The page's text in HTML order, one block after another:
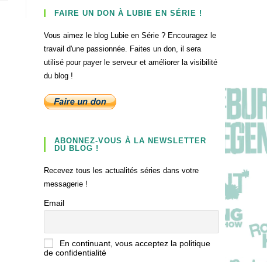
FAIRE UN DON À LUBIE EN SÉRIE !
Vous aimez le blog Lubie en Série ? Encouragez le
travail d'une passionnée. Faites un don, il sera
utilisé pour payer le serveur et améliorer la visibilité
du blog !
ABONNEZ-VOUS À LA NEWSLETTER
DU BLOG !
Recevez tous les actualités séries dans votre
messagerie !
Email
En continuant, vous acceptez la politique
de confidentialité